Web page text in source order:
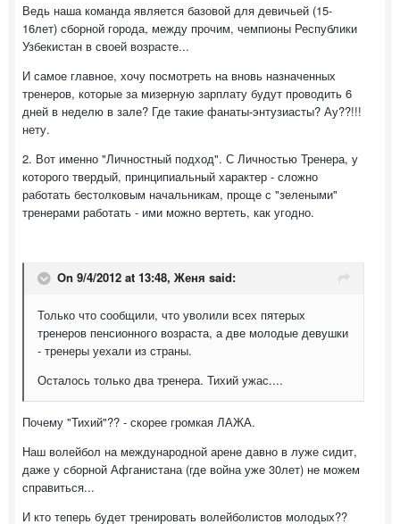
Ведь наша команда является базовой для девичьей (15-
16лет) сборной города, между прочим, чемпионы Республики
Узбекистан в своей возрасте...
И самое главное, хочу посмотреть на вновь назначенных
тренеров, которые за мизерную зарплату будут проводить 6
дней в неделю в зале? Где такие фанаты-энтузиасты? Ау??!!!
нету.
2. Вот именно "Личностный подход". С Личностью Тренера, у
которого твердый, принципиальный характер - сложно
работать бестолковым начальникам, проще с "зелеными"
тренерами работать - ими можно вертеть, как угодно.
On 9/4/2012 at 13:48, Женя said:
Только что сообщили, что уволили всех пятерых
тренеров пенсионного возраста, а две молодые девушки
- тренеры уехали из страны.
Осталось только два тренера. Тихий ужас....
Почему "Тихий"?? - скорее громкая ЛАЖА.
Наш волейбол на международной арене давно в луже сидит,
даже у сборной Афганистана (где война уже 30лет) не можем
справиться...
И кто теперь будет тренировать волейболистов молодых??